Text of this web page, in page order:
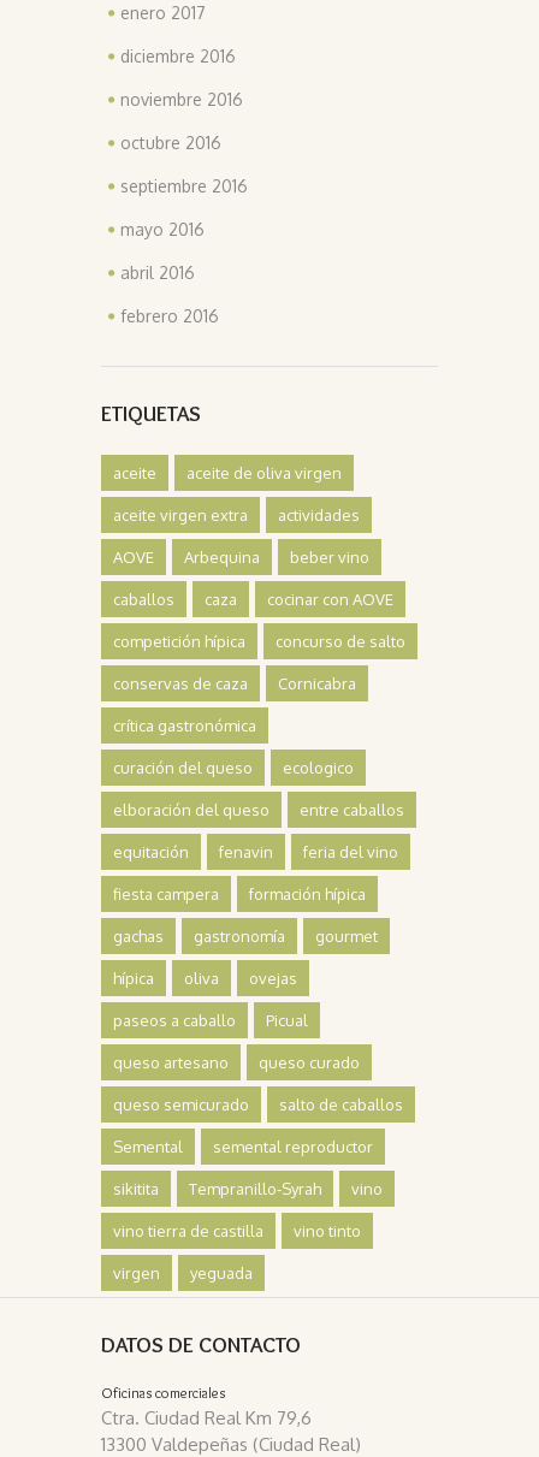
enero 2017
diciembre 2016
noviembre 2016
octubre 2016
septiembre 2016
mayo 2016
abril 2016
febrero 2016
ETIQUETAS
aceite aceite de oliva virgen
aceite virgen extra actividades
AOVE Arbequina beber vino
caballos caza cocinar con AOVE
competición hípica concurso de salto
conservas de caza Cornicabra
crítica gastronómica
curación del queso ecologico
elboración del queso entre caballos
equitación fenavin feria del vino
fiesta campera formación hípica
gachas gastronomía gourmet
hípica oliva ovejas
paseos a caballo Picual
queso artesano queso curado
queso semicurado salto de caballos
Semental semental reproductor
sikitita Tempranillo-Syrah vino
vino tierra de castilla vino tinto
virgen yeguada
DATOS DE CONTACTO
Oficinas comerciales
Ctra. Ciudad Real Km 79,6
13300 Valdepeñas (Ciudad Real)